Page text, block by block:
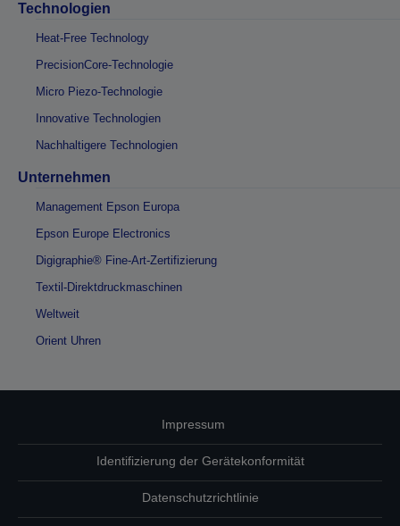
Technologien
Heat-Free Technology
PrecisionCore-Technologie
Micro Piezo-Technologie
Innovative Technologien
Nachhaltigere Technologien
Unternehmen
Management Epson Europa
Epson Europe Electronics
Digigraphie® Fine-Art-Zertifizierung
Textil-Direktdruckmaschinen
Weltweit
Orient Uhren
Impressum
Identifizierung der Gerätekonformität
Datenschutzrichtlinie